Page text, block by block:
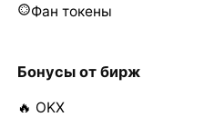
Фан токены
Бонусы от бирж
🔥 OKX